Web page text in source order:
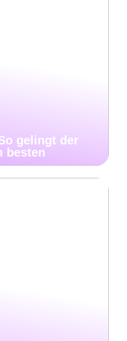
gelingt der
besten